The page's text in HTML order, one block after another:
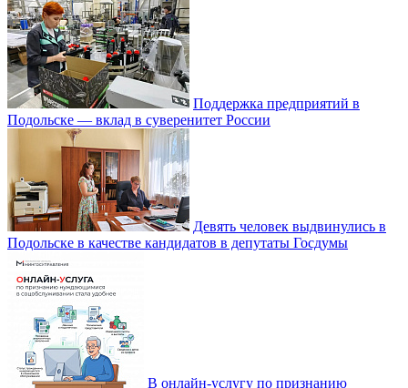
Поддержка предприятий в
Подольске — вклад в суверенитет России
Девять человек выдвинулись в
Подольске в качестве кандидатов в депутаты Госдумы
В онлайн-услугу по признанию